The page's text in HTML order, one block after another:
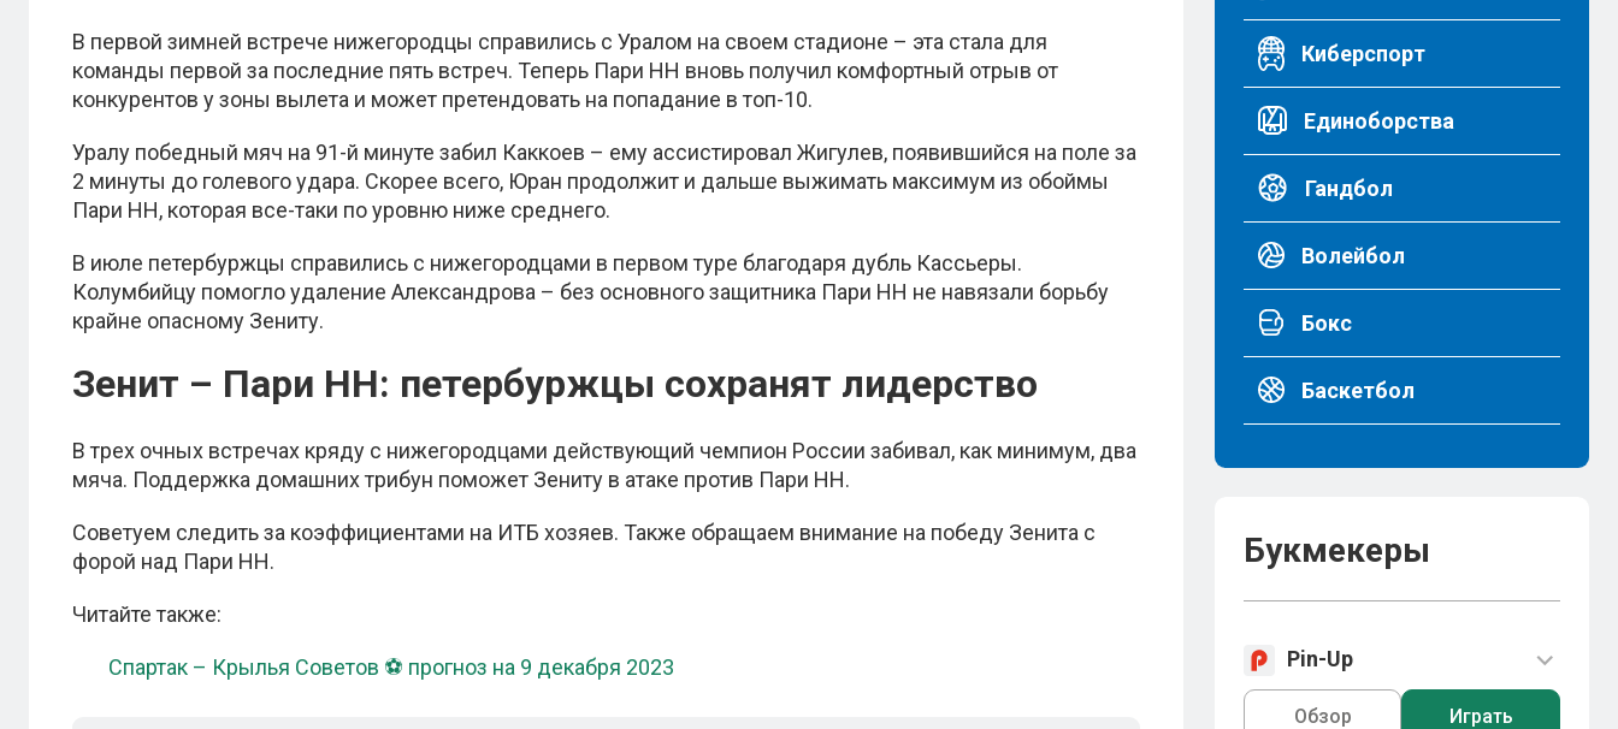
В первой зимней встрече нижегородцы справились с Уралом на своем стадионе – эта стала для
команды первой за последние пять встреч. Теперь Пари НН вновь получил комфортный отрыв от
конкурентов у зоны вылета и может претендовать на попадание в топ-10.
Уралу победный мяч на 91-й минуте забил Каккоев – ему ассистировал Жигулев, появившийся на поле за
2 минуты до голевого удара. Скорее всего, Юран продолжит и дальше выжимать максимум из обоймы
Пари НН, которая все-таки по уровню ниже среднего.
В июле петербуржцы справились с нижегородцами в первом туре благодаря дубль Кассьеры.
Колумбийцу помогло удаление Александрова – без основного защитника Пари НН не навязали борьбу
крайне опасному Зениту.
Зенит – Пари НН: петербуржцы сохранят лидерство
В трех очных встречах кряду с нижегородцами действующий чемпион России забивал, как минимум, два
мяча. Поддержка домашних трибун поможет Зениту в атаке против Пари НН.
Советуем следить за коэффициентами на ИТБ хозяев. Также обращаем внимание на победу Зенита с
форой над Пари НН.
Читайте также:
Спартак – Крылья Советов ⚽ прогноз на 9 декабря 2023
Киберспорт
Единоборства
Гандбол
Волейбол
Бокс
Баскетбол
Букмекеры
Pin-Up
Обзор Играть